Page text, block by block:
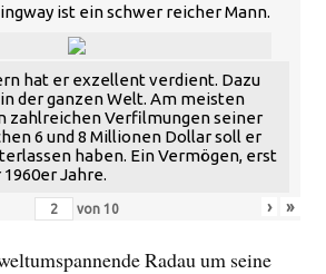
ist ein schwer reicher Mann.
hat er exzellent verdient. Dazu
der ganzen Welt. Am meisten
zahlreichen Verfilmungen seiner
6 und 8 Millionen Dollar soll er
haben. Ein Vermögen, erst
Jahre.
von 10 › »
Radau um seine